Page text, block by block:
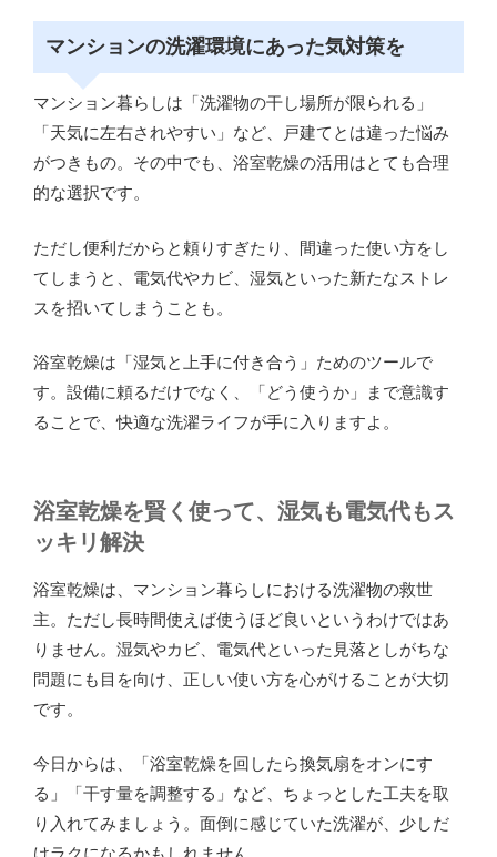
マンションの洗濯環境にあった気対策を
マンション暮らしは「洗濯物の干し場所が限られる」
「天気に左右されやすい」など、戸建てとは違った悩み
がつきもの。その中でも、浴室乾燥の活用はとても合理
的な選択です。
ただし便利だからと頼りすぎたり、間違った使い方をし
てしまうと、電気代やカビ、湿気といった新たなストレ
スを招いてしまうことも。
浴室乾燥は「湿気と上手に付き合う」ためのツールで
す。設備に頼るだけでなく、「どう使うか」まで意識す
ることで、快適な洗濯ライフが手に入りますよ。
浴室乾燥を賢く使って、湿気も電気代もス
ッキリ解決
浴室乾燥は、マンション暮らしにおける洗濯物の救世
主。ただし長時間使えば使うほど良いというわけではあ
りません。湿気やカビ、電気代といった見落としがちな
問題にも目を向け、正しい使い方を心がけることが大切
です。
今日からは、「浴室乾燥を回したら換気扇をオンにす
る」「干す量を調整する」など、ちょっとした工夫を取
り入れてみましょう。面倒に感じていた洗濯が、少しだ